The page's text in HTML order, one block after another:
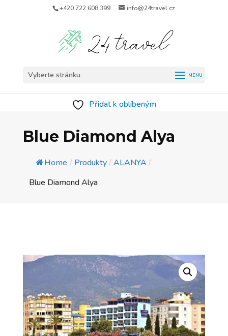
+420 722 608 399 info@24travel.cz
Vyberte stránku
Přidat k oblíbeným
Blue Diamond Alya
Home / Produkty/ALANYA /
Blue Diamond Alya